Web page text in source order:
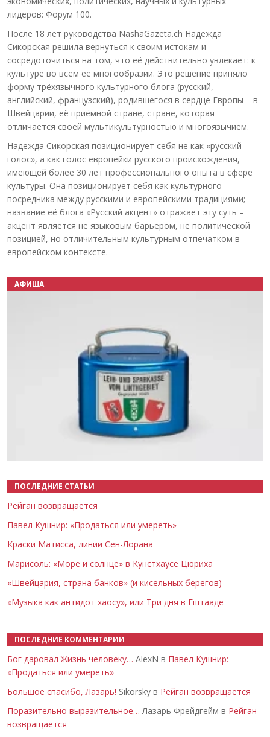
лидеров: Форум 100.
После 18 лет руководства NashaGazeta.ch Надежда
Сикорская решила вернуться к своим истокам и
сосредоточиться на том, что её действительно увлекает: к
культуре во всём её многообразии. Это решение приняло
форму трёхязычного культурного блога (русский,
английский, французский), родившегося в сердце Европы – в
Швейцарии, её приёмной стране, стране, которая
отличается своей мультикультурностью и многоязычием.
Надежда Сикорская позиционирует себя не как «русский
голос», а как голос европейки русского происхождения,
имеющей более 30 лет профессионального опыта в сфере
культуры. Она позиционирует себя как культурного
посредника между русскими и европейскими традициями;
название её блога «Русский акцент» отражает эту суть –
акцент является не языковым барьером, не политической
позицией, но отличительным культурным отпечатком в
европейском контексте.
АФИША
ПОСЛЕДНИЕ СТАТЬИ
Рейган возвращается
Павел Кушнир: «Продаться или умереть»
Краски Матисса, линии Сен-Лорана
Марисоль: «Море и солнце» в Кунстхаусе Цюриха
«Швейцария, страна банков» (и кисельных берегов)
«Музыка как антидот хаосу», или Три дня в Гштааде
ПОСЛЕДНИЕ КОММЕНТАРИИ
Бог даровал Жизнь человеку… AlexN в Павел Кушнир:
«Продаться или умереть»
Большое спасибо, Лазарь! Sikorsky в Рейган возвращается
Поразительно выразительное… Лазарь Фрейдгейм в Рейган
возвращается